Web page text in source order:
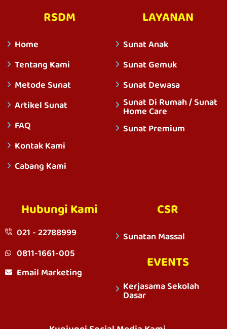
RSDM
Home
Tentang Kami
Metode Sunat
Artikel Sunat
FAQ
Kontak Kami
Cabang Kami
LAYANAN
Sunat Anak
Sunat Gemuk
Sunat Dewasa
Sunat Di Rumah / Sunat
Home Care
Sunat Premium
Hubungi Kami
021 - 22788999
0811-1661-005
Email Marketing
CSR
Sunatan Massal
EVENTS
Kerjasama Sekolah
Dasar